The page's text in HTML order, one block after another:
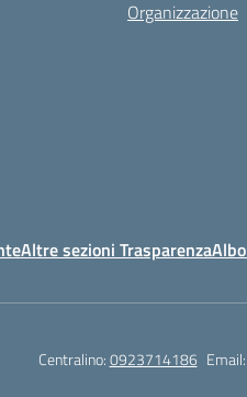
Organizzazione
Altre sezioni Trasparenza
Centralino:0923714186 Email: